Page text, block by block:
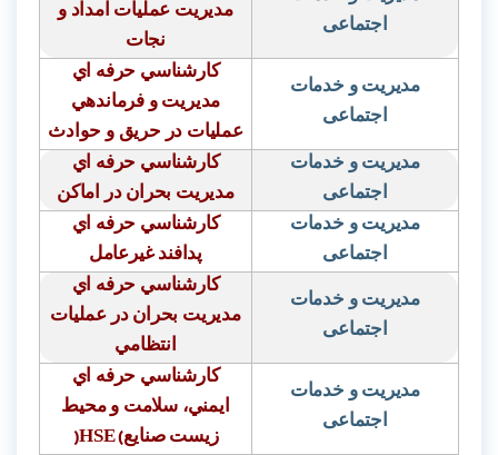
اجتماعی
مديريت عمليات امداد و
نجات
مدیریت و خدمات
اجتماعی
كارشناسي حرفه اي
مديريت و فرماندهي
عمليات در حريق و حوادث
مدیریت و خدمات
اجتماعی
كارشناسي حرفه اي
مديريت بحران در اماكن
مدیریت و خدمات
اجتماعی
كارشناسي حرفه اي
پدافند غيرعامل
مدیریت و خدمات
اجتماعی
كارشناسي حرفه اي
مديريت بحران در عمليات
انتظامي
مدیریت و خدمات
اجتماعی
كارشناسي حرفه اي
ايمني، سلامت و محيط
زيست صنايع(
HSE
)